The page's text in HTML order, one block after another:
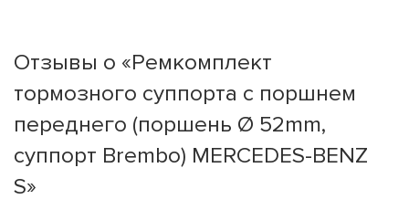
Отзывы о «Ремкомплект
тормозного суппорта с поршнем
переднего (поршень Ø 52mm,
суппорт Brembo) MERCEDES-BENZ
S»